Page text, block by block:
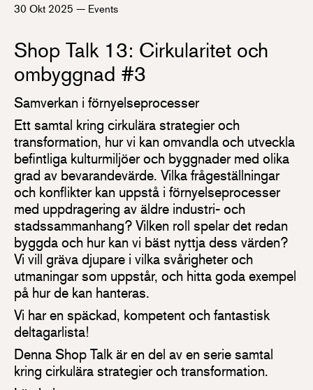
30 Okt 2025 — Events
Shop Talk 13: Cirkularitet och
ombyggnad #3
Samverkan i förnyelseprocesser
Ett samtal kring cirkulära strategier och
transformation, hur vi kan omvandla och utveckla
befintliga kulturmiljöer och byggnader med olika
grad av bevarandevärde. Vilka frågeställningar
och konflikter kan uppstå i förnyelseprocesser
med uppdragering av äldre industri- och
stadssammanhang? Vilken roll spelar det redan
byggda och hur kan vi bäst nyttja dess värden?
Vi vill gräva djupare i vilka svårigheter och
utmaningar som uppstår, och hitta goda exempel
på hur de kan hanteras.
Vi har en späckad, kompetent och fantastisk
deltagarlista!
Denna Shop Talk är en del av en serie samtal
kring cirkulära strategier och transformation.